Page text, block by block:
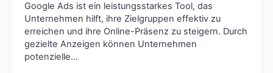
Google Ads ist ein leistungsstarkes Tool, das
Unternehmen hilft, ihre Zielgruppen effektiv zu
erreichen und ihre Online-Präsenz zu steigern. Durch
gezielte Anzeigen können Unternehmen
potenzielle…